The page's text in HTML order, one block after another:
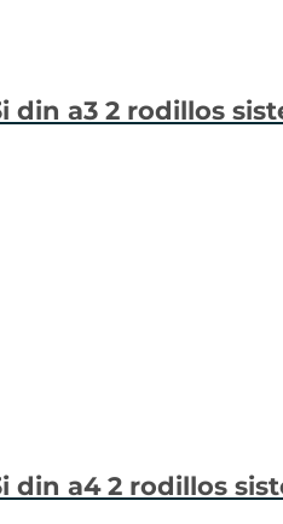
a3 2 rodillos
a4 2 rodillos